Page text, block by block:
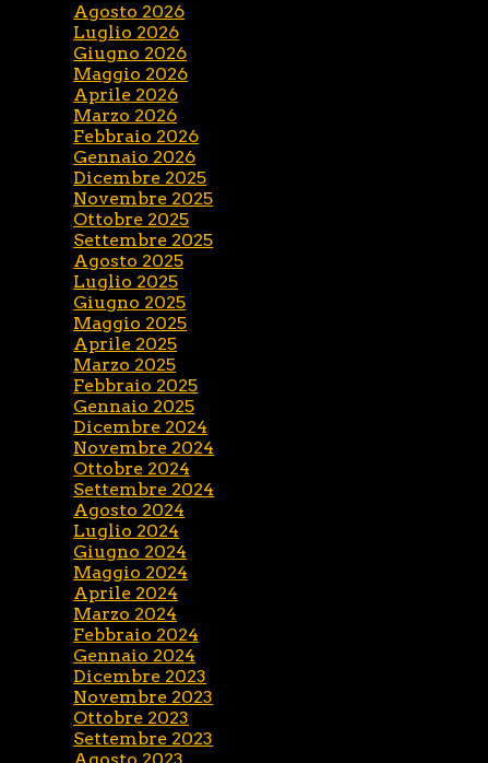
Agosto 2026
Luglio 2026
Giugno 2026
Maggio 2026
Aprile 2026
Marzo 2026
Febbraio 2026
Gennaio 2026
Dicembre 2025
Novembre 2025
Ottobre 2025
Settembre 2025
Agosto 2025
Luglio 2025
Giugno 2025
Maggio 2025
Aprile 2025
Marzo 2025
Febbraio 2025
Gennaio 2025
Dicembre 2024
Novembre 2024
Ottobre 2024
Settembre 2024
Agosto 2024
Luglio 2024
Giugno 2024
Maggio 2024
Aprile 2024
Marzo 2024
Febbraio 2024
Gennaio 2024
Dicembre 2023
Novembre 2023
Ottobre 2023
Settembre 2023